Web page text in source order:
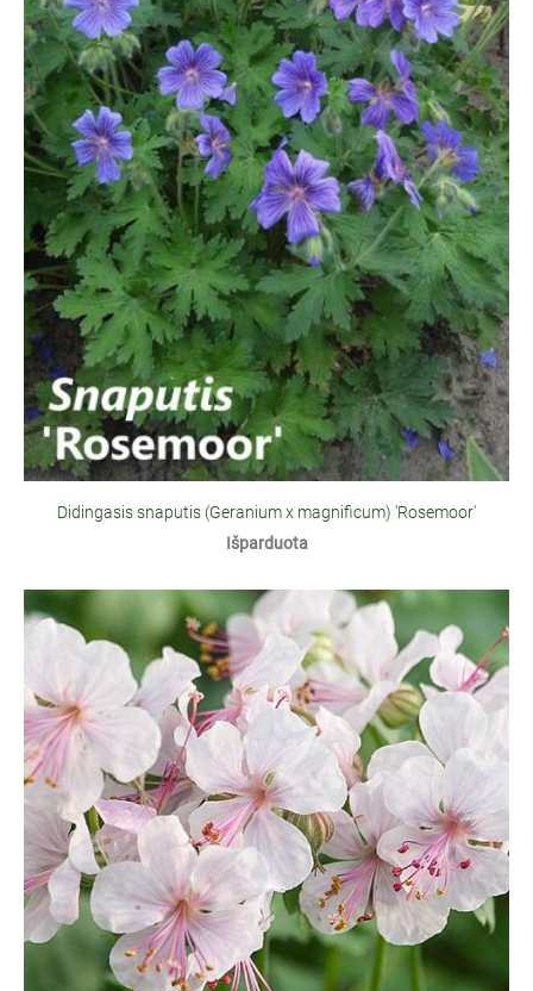
Didingasis snaputis (Geranium x magnificum) 'Rosemoor'
Išparduota